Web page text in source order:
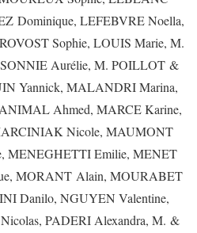
Dominique, LEFEBVRE Noella,
Sophie, LOUIS Marie, M.
Aurélie, M. POILLOT &
Yannick, MALANDRI Marina,
Ahmed, MARCE Karine,
Nicole, MAUMONT
MENEGHETTI Emilie, MENET
MORANT Alain, MOURABET
Danilo, NGUYEN Valentine,
PADERI Alexandra, M. &